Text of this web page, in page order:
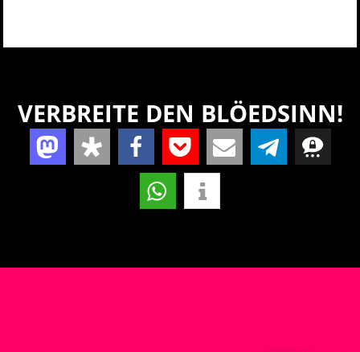
VERBREITE DEN BLÖEDSINN!